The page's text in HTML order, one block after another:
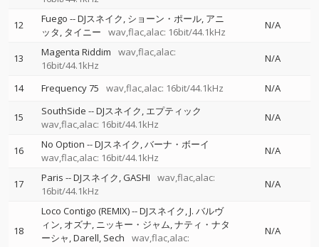
12 Fuego --DJスネイク ショーン・ポール アニ
ッタ タイニー wav,flac,alac: 16bit/44.1kHz
N/A
13 Magenta Riddim
wav,flac,alac:
16bit/44.1kHz
N/A
14 Frequency 75 wav,flac,alac: 16bit/44.1kHz N/A
15 SouthSide --DJスネイク エプティック
wav,flac,alac: 16bit/44.1kHz
N/A
16 No Option --DJスネイク バーナ・ボーイ
wav,flac,alac: 16bit/44.1kHz
N/A
17 Paris --DJスネイク GASHI
wav,flac,alac:
16bit/44.1kHz
N/A
18
Loco Contigo (REMIX)--DJスネイク J. バルヴ
ィン オズナ ニッキー・ジャム ナティ・ナタ
ーシャ Darell Sech
wav,flac,alac:
N/A